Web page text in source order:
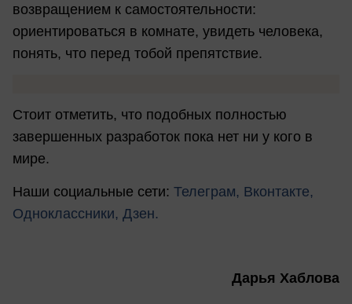
возвращением к самостоятельности:
ориентироваться в комнате, увидеть человека,
понять, что перед тобой препятствие.
Стоит отметить, что подобных полностью
завершенных разработок пока нет ни у кого в
мире.
Наши социальные сети: Телеграм, Вконтакте,
Одноклассники, Дзен.
Дарья Хаблова